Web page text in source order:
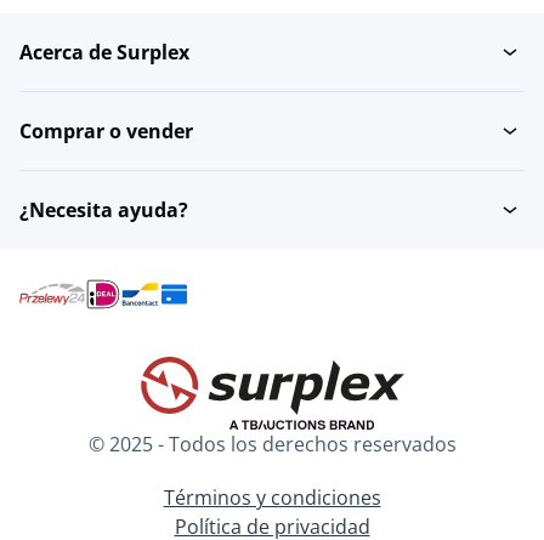
Acerca de Surplex
Comprar o vender
¿Necesita ayuda?
© 2025 - Todos los derechos reservados
Términos y condiciones
Política de privacidad